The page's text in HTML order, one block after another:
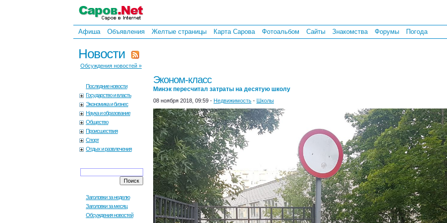
Афиша Объявления Желтые страницы Карта Сарова Фотоальбом Сайты Знакомства Форумы Погода
Новости
Обсуждения новостей »
Последние новости
Государство и власть
Экономика и бизнес
Наука и образование
Общество
Происшествия
Спорт
Отдых и развлечения
Заголовки за неделю
Заголовки за месяц
Обсуждения новостей
Эконом-класс
Минэк пересчитал затраты на десятую школу
08 ноября 2018, 09:59 - Недвижимость - Школы